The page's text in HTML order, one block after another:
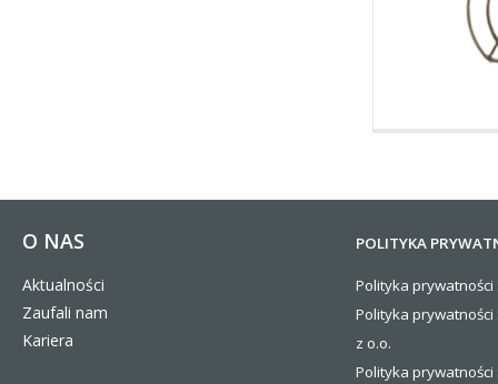
O NAS
Aktualności
Zaufali nam
Kariera
POLITYKA
Polityka prywatności
Polityka
z o.o.
Polityka